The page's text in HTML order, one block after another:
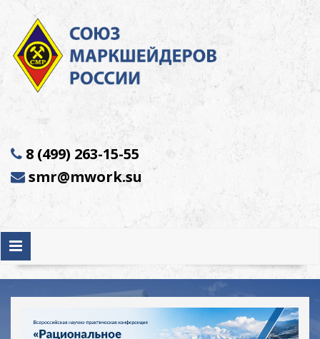
8 (499) 263-15-55
smr@mwork.su